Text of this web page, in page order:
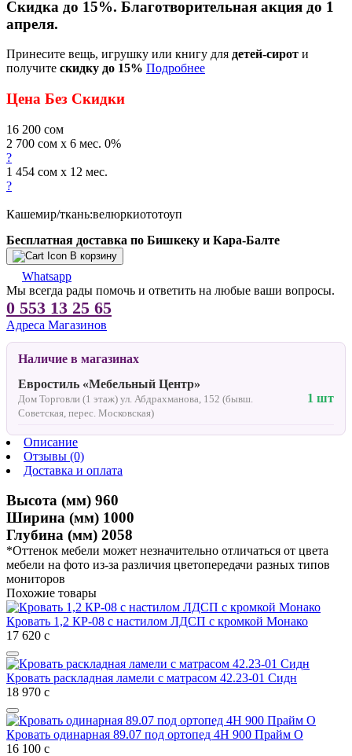
Скидка до 15%. Благотворительная акция до 1
апреля.
Принесите вещь, игрушку или книгу для детей-сирот и
получите скидку до 15% Подробнее
Цена Без Скидки
16 200 сом
2 700 сом x 6 мес. 0%
?
1 454 сом x 12 мес.
?
Кашемир/ткань:велюркиототоуп
Бесплатная доставка по Бишкеку и Кара-Балте
В корзину
Whatsapp
Мы всегда рады помочь и ответить на любые ваши вопросы.
0 553 13 25 65
Адреса Магазинов
Наличие в магазинах
Евростиль «Мебельный Центр»
Дом Торговли (1 этаж) ул. Абдрахманова, 152 (бывш.
Советская, перес. Московская)
1 шт
Описание
Отзывы (0)
Доставка и оплата
Высота (мм) 960
Ширина (мм) 1000
Глубина (мм) 2058
*Оттенок мебели может незначительно отличаться от цвета
мебели на фото из-за различия цветопередачи разных типов
мониторов
Похожие товары
Кровать 1,2 КР-08 с настилом ЛДСП с кромкой Монако
17 620 с
Кровать раскладная ламели с матрасом 42.23-01 Сидн
18 970 с
Кровать одинарная 89.07 под ортопед 4Н 900 Прайм О
16 100 с